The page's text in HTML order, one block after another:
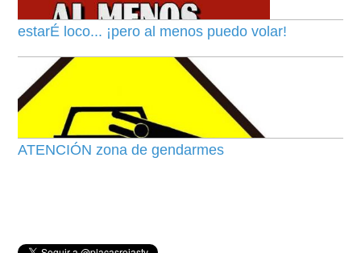
estarÉ loco... ¡pero al menos puedo volar!
ATENCIÓN zona de gendarmes